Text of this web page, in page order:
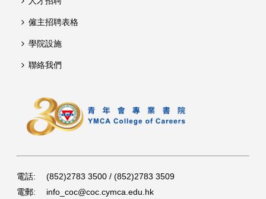
僱主招聘表格
學院設施
聯絡我們
電話:
(852)2783 3500 / (852)2783 3509
電郵:
info_coc@coc.cymca.edu.hk